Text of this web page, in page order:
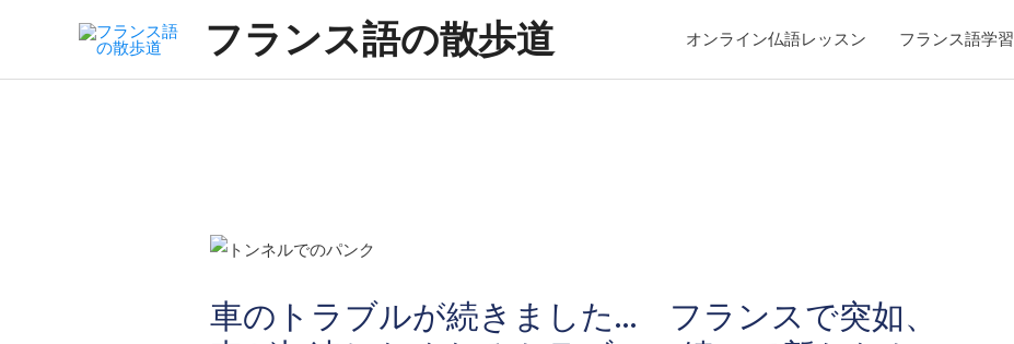
フランス語の散歩道 オンライン仏語レッスン フランス語学習
車のトラブルが続きました… フランスで突如、